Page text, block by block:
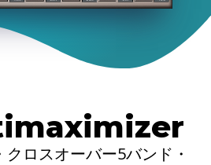
ロスオーバー5バンド・